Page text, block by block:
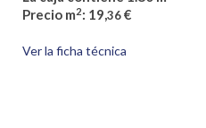
Precio m2: 19,36€
Ver la ficha técnica